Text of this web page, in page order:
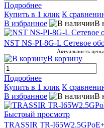
Подробнее
Купить в 1 клик К
В избранное
В
NST NS-PI-8G-L Сетевое
Актуальность
В корзину
Подробнее
Купить в 1 клик К
В избранное
В
Быстрый просмотр
TRASSIR TR-